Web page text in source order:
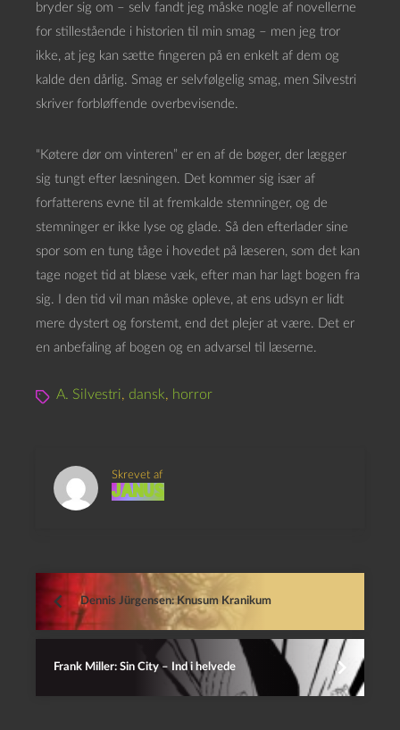
bryder sig om – selv fandt jeg måske nogle af novellerne
for stillestående i historien til min smag – men jeg tror
ikke, at jeg kan sætte fingeren på en enkelt af dem og
kalde den dårlig. Smag er selvfølgelig smag, men Silvestri
skriver forbløffende overbevisende.
“Køtere dør om vinteren” er en af de bøger, der lægger
sig tungt efter læsningen. Det kommer sig især af
forfatterens evne til at fremkalde stemninger, og de
stemninger er ikke lyse og glade. Så den efterlader sine
spor som en tung tåge i hovedet på læseren, som det kan
tage noget tid at blæse væk, efter man har lagt bogen fra
sig. I den tid vil man måske opleve, at ens udsyn er lidt
mere dystert og forstemt, end det plejer at være. Det er
en anbefaling af bogen og en advarsel til læserne.
A. Silvestri, dansk, horror
Skrevet af
Janus
Dennis Jürgensen: Knusum Kranikum
Frank Miller: Sin City – Ind i helvede